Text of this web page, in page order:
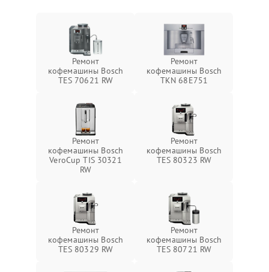
Ремонт
кофемашины Bosch
TES 70621 RW
Ремонт
кофемашины Bosch
TKN 68E751
Ремонт
кофемашины Bosch
VeroCup TIS 30321
RW
Ремонт
кофемашины Bosch
TES 80323 RW
Ремонт
кофемашины Bosch
TES 80329 RW
Ремонт
кофемашины Bosch
TES 80721 RW